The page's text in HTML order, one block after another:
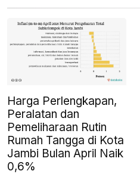
Harga Perlengkapan,
Peralatan dan
Pemeliharaan Rutin
Rumah Tangga di Kota
Jambi Bulan April Naik
0,6%